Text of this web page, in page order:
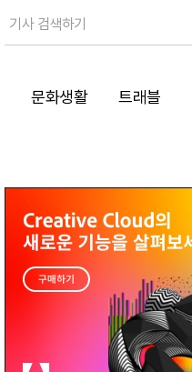
문화생활 트래블